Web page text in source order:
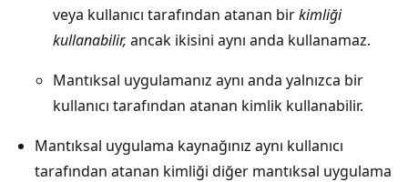
veya kullanıcı tarafından atanan birkimliği
kullanabilir, ancak ikisini aynı anda kullanamaz.
Mantıksal uygulamanız aynı anda yalnızca bir
kullanıcı tarafından atanan kimlik kullanabilir.
Mantıksal uygulama kaynağınız aynı kullanıcı
tarafından atanan kimliği diğer mantıksal uygulama